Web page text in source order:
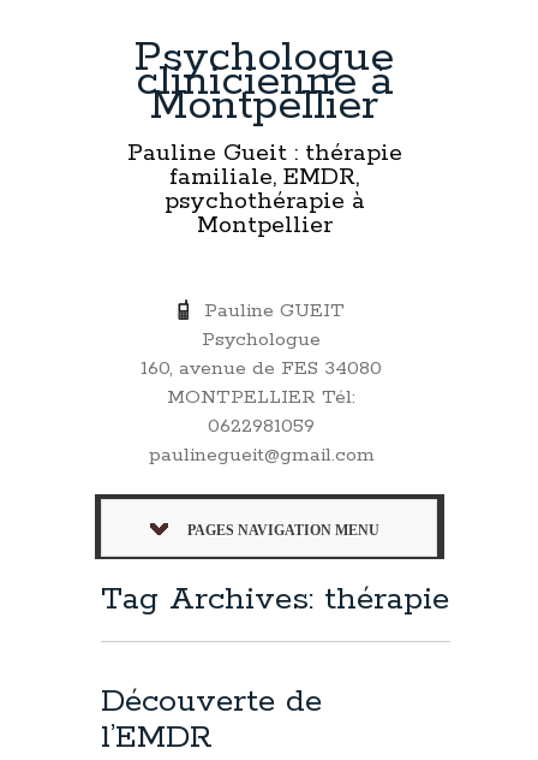
Psychologue
clinicienne à
Montpellier
Pauline Gueit : thérapie
familiale, EMDR,
psychothérapie à
Montpellier
Pauline GUEIT
Psychologue
160, avenue de FES 34080
MONTPELLIER Tél:
0622981059
paulinegueit@gmail.com
PAGES NAVIGATION MENU
Tag Archives: thérapie
Découverte de
l’EMDR